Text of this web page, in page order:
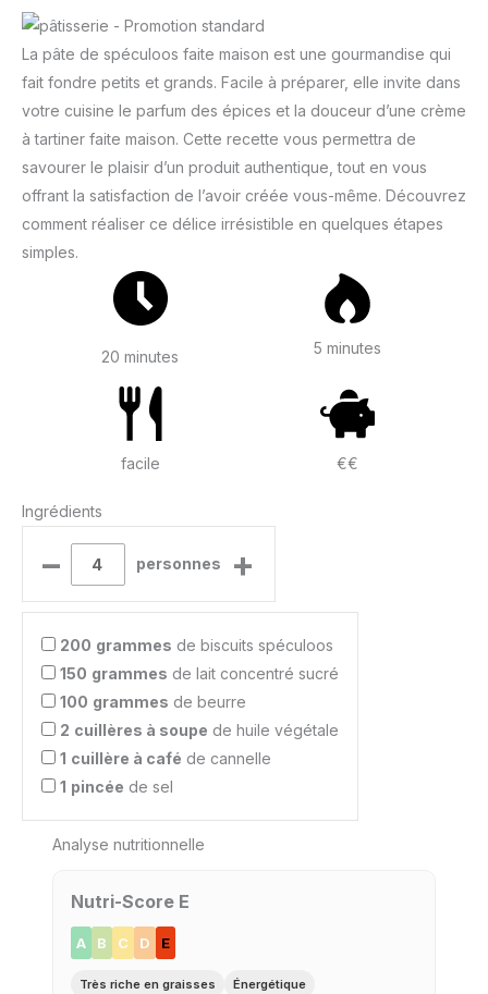
La pâte de spéculoos faite maison est une gourmandise qui
fait fondre petits et grands. Facile à préparer, elle invite dans
votre cuisine le parfum des épices et la douceur d’une crème
à tartiner faite maison. Cette recette vous permettra de
savourer le plaisir d’un produit authentique, tout en vous
offrant la satisfaction de l’avoir créée vous-même. Découvrez
comment réaliser ce délice irrésistible en quelques étapes
simples.
20 minutes 5 minutes
facile €€
Ingrédients
– personnes +
200 grammes de biscuits spéculoos
150 grammes de lait concentré sucré
100 grammes de beurre
2 cuillères à soupe de huile végétale
1 cuillère à café de cannelle
1 pincée de sel
Analyse nutritionnelle
Nutri-Score E
A B C D E
Très riche en graisses
Énergétique